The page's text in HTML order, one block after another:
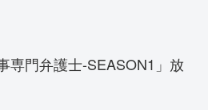
専門弁護士-SEASON1」放